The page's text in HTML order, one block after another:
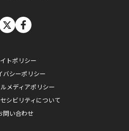
トポリシー
バシーポリシー
メディアポリシー
シビリティについて
問い合わせ